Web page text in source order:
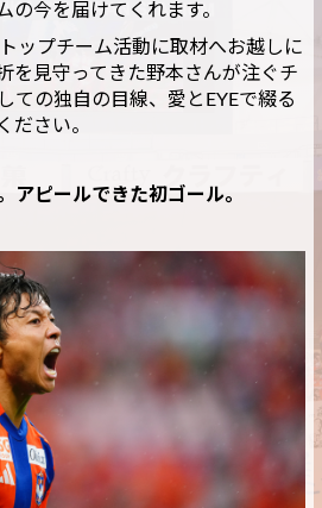
の今を届けてくれます。
ップチーム活動に取材へお越しに
を見守ってきた野本さんが注ぐチ
ての独自の目線、愛とEYEで綴る
ださい。
アピールできた初ゴール。